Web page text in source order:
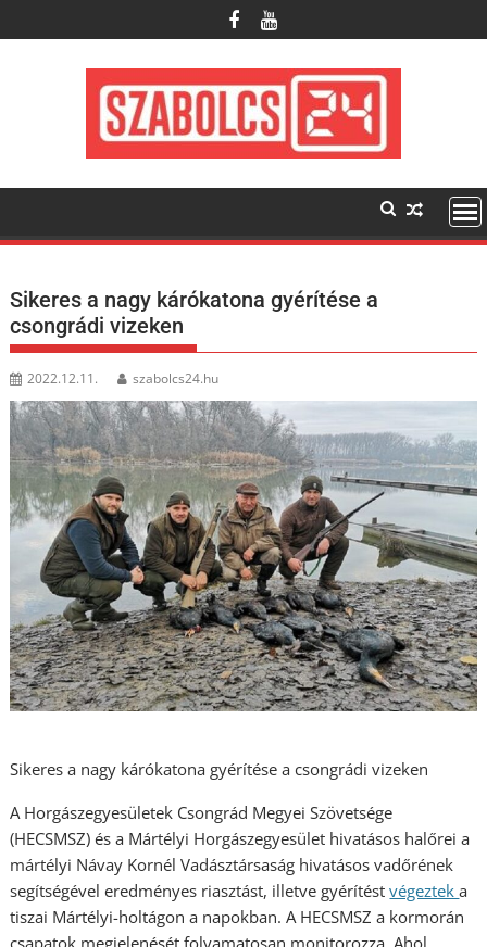
to
Sikeres a nagy kárókatona gyérítése a
csongrádi vizeken
2022.12.11. szabolcs24.hu
Sikeres a nagy kárókatona gyérítése a csongrádi vizeken
A Horgászegyesületek Csongrád Megyei Szövetsége
(HECSMSZ) és a Mártélyi Horgászegyesület hivatásos halőrei a
mártélyi Návay Kornél Vadásztársaság hivatásos vadőrének
segítségével eredményes riasztást, illetve gyérítéstvégezteka
tiszai Mártélyi-holtágon a napokban. A HECSMSZ a kormorán
csapatok megjelenését folyamatosan monitorozza. Ahol